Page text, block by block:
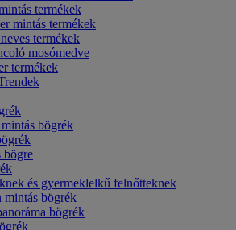
termékek
mintás termékek
termékek
mosómedve
termékek
bögrék
bögre
és gyermeklelkű felnőtteknek
mintás bögrék
bögrék